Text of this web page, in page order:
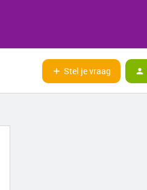
Stel je vraag